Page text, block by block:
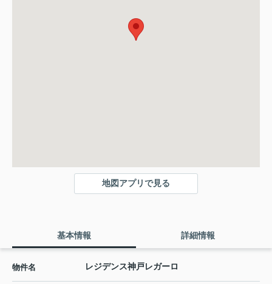
地図アプリで見る
基本情報 詳細情報
物件名 レジデンス神戸レガーロ